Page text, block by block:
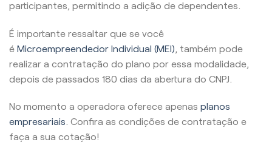
participantes, permitindo a adição de dependentes.
É importante ressaltar que se você
é Microempreendedor Individual (MEI) , também pode
realizar a contratação do plano por essa modalidade,
depois de passados 180 dias da abertura do CNPJ.
No momento a operadora oferece apenas planos
empresariais . Confira as condições de contratação e
faça a sua cotação!